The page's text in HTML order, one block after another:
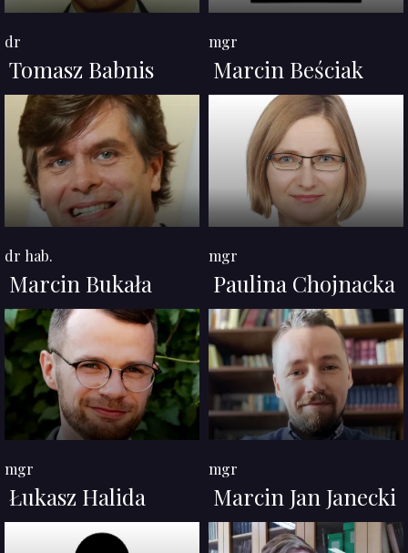
dr
Tomasz Babnis
mgr
Marcin Beściak
dr hab.
Marcin Bukała
mgr
Paulina Chojnacka
mgr
Łukasz Halida
mgr
Marcin Jan Janecki